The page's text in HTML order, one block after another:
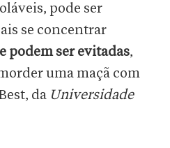
pode ser
se concentrar
podem ser evitadas,
uma maçã com
da Universidade